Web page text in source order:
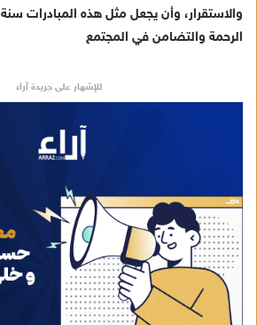
والاستقرار، وأن يجعل مثل هذه المبادرات
الرحمة والتضامن في المجتمع
للإشهار على جريدة آراء